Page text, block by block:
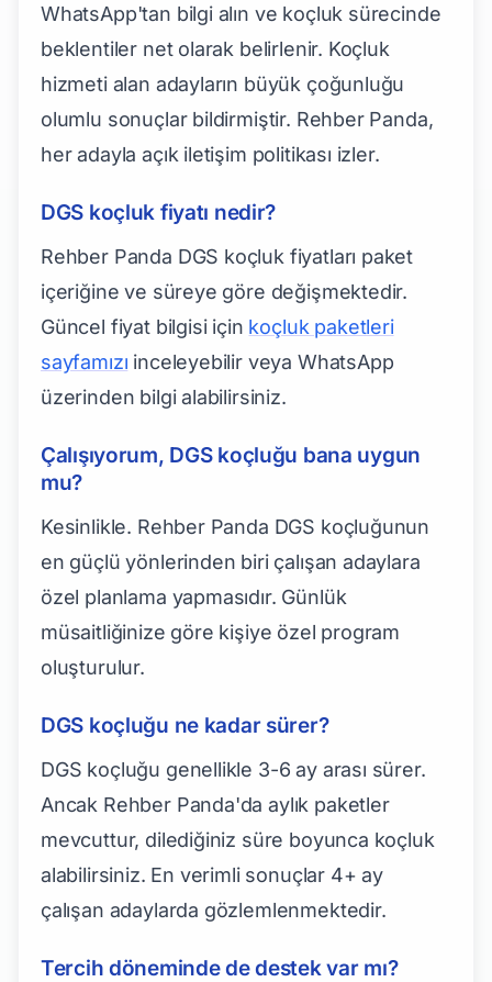
WhatsApp'tan bilgi alın ve koçluk sürecinde
beklentiler net olarak belirlenir. Koçluk
hizmeti alan adayların büyük çoğunluğu
olumlu sonuçlar bildirmiştir. Rehber Panda,
her adayla açık iletişim politikası izler.
DGS koçluk fiyatı nedir?
Rehber Panda DGS koçluk fiyatları paket
içeriğine ve süreye göre değişmektedir.
Güncel fiyat bilgisi için koçluk paketleri
sayfamızı inceleyebilir veya WhatsApp
üzerinden bilgi alabilirsiniz.
Çalışıyorum, DGS koçluğu bana uygun
mu?
Kesinlikle. Rehber Panda DGS koçluğunun
en güçlü yönlerinden biri çalışan adaylara
özel planlama yapmasıdır. Günlük
müsaitliğinize göre kişiye özel program
oluşturulur.
DGS koçluğu ne kadar sürer?
DGS koçluğu genellikle 3-6 ay arası sürer.
Ancak Rehber Panda'da aylık paketler
mevcuttur, dilediğiniz süre boyunca koçluk
alabilirsiniz. En verimli sonuçlar 4+ ay
çalışan adaylarda gözlemlenmektedir.
Tercih döneminde de destek var mı?